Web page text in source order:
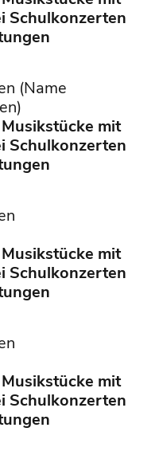
Schulkonzerten
(Name
mit
Schulkonzerten
mit
Schulkonzerten
mit
Schulkonzerten